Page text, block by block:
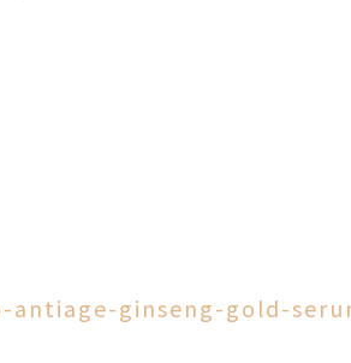
ginseng-gold-